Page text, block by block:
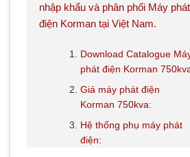
nhập khẩu và phân phối Máy phát
điện Korman tại Việt Nam.
Download Catalogue
phát điện Korman
Giá máy phát điện
Korman 750kva:
Hệ thống phụ máy phát
điện: